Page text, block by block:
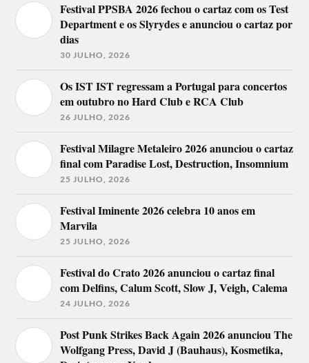
Festival PPSBA 2026 fechou o cartaz com os Test
Department e os Slyrydes e anunciou o cartaz por
dias
30 JULHO, 2026
Os IST IST regressam a Portugal para concertos
em outubro no Hard Club e RCA Club
26 JULHO, 2026
Festival Milagre Metaleiro 2026 anunciou o cartaz
final com Paradise Lost, Destruction, Insomnium
25 JULHO, 2026
Festival Iminente 2026 celebra 10 anos em
Marvila
25 JULHO, 2026
Festival do Crato 2026 anunciou o cartaz final
com Delfins, Calum Scott, Slow J, Veigh, Calema
24 JULHO, 2026
Post Punk Strikes Back Again 2026 anunciou The
Wolfgang Press, David J (Bauhaus), Kosmetika,